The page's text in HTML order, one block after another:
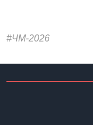
#ЧМ-2026